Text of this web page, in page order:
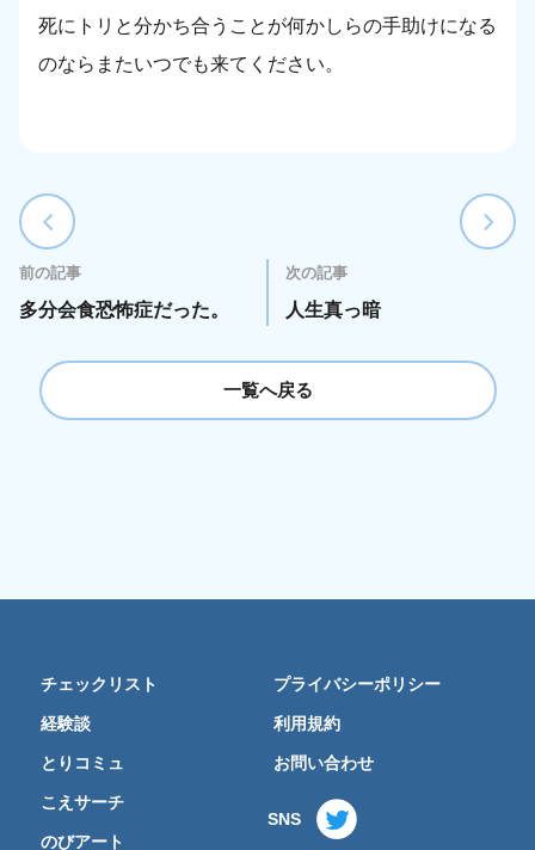
死にトリと分かち合うことが何かしらの手助けになる
のならまたいつでも来てください。
前の記事
多分会食恐怖症だった。
次の記事
人生真っ暗
一覧へ戻る
チェックリスト
経験談
とりコミュ
こえサーチ
のびアート
プライバシーポリシー
利用規約
お問い合わせ
SNS